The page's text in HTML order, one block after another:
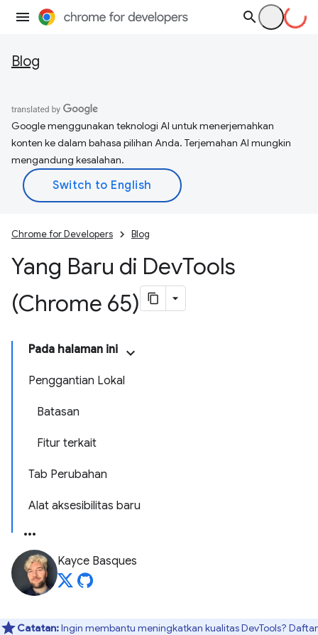
Blog
Google menggunakan teknologi AI untuk menerjemahkan
konten ke dalam bahasa pilihan Anda. Terjemahan AI mungkin
mengandung kesalahan.
Chrome for Developers Blog
Yang Baru di DevTools
(Chrome 65)
Pada halaman ini
Penggantian Lokal
Batasan
Fitur terkait
Tab Perubahan
Alat aksesibilitas baru
Kayce Basques
Catatan:Ingin membantu meningkatkan kualitas DevTools? Daftar